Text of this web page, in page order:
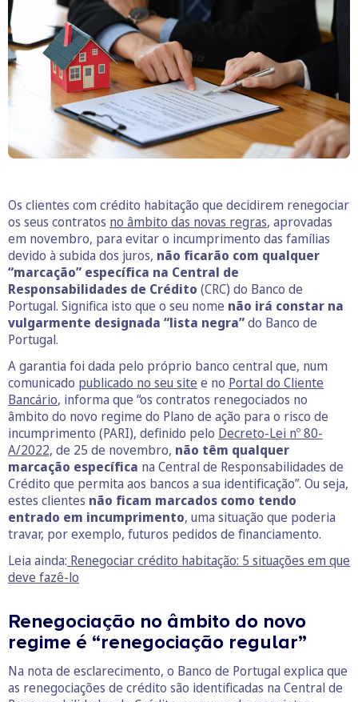
Os clientes com crédito habitação que decidirem renegociar
os seus contratos no âmbito das novas regras, aprovadas
em novembro, para evitar o incumprimento das famílias
devido à subida dos juros, não ficarão com qualquer
“marcação” específica na Central de
Responsabilidades de Crédito (CRC) do Banco de
Portugal. Significa isto que o seu nome não irá constar na
vulgarmente designada “lista negra”do Banco de
Portugal.
A garantia foi dada pelo próprio banco central que, num
comunicado publicado no seu site e no Portal do Cliente
Bancário, informa que “os contratos renegociados no
âmbito do novo regime do Plano de ação para o risco de
incumprimento (PARI), definido pelo Decreto-Lei nº 80-
A/2022, de 25 de novembro, não têm qualquer
marcação específica na Central de Responsabilidades de
Crédito que permita aos bancos a sua identificação”. Ou seja,
estes clientes não ficam marcados como tendo
entrado em incumprimento, uma situação que poderia
travar, por exemplo, futuros pedidos de financiamento.
Leia ainda: Renegociar crédito habitação: 5 situações em que
deve fazê-lo
Renegociação no âmbito do novo
regime é “renegociação regular”
Na nota de esclarecimento, o Banco de Portugal explica que
as renegociações de crédito são identificadas na Central de